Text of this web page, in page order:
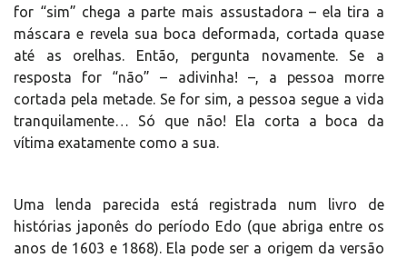
for “sim” chega a parte mais assustadora – ela tira a
máscara e revela sua boca deformada, cortada quase
até as orelhas. Então, pergunta novamente. Se a
resposta for “não” – adivinha! –, a pessoa morre
cortada pela metade. Se for sim, a pessoa segue a vida
tranquilamente… Só que não! Ela corta a boca da
vítima exatamente como a sua.
Uma lenda parecida está registrada num livro de
histórias japonês do período Edo (que abriga entre os
anos de 1603 e 1868). Ela pode ser a origem da versão